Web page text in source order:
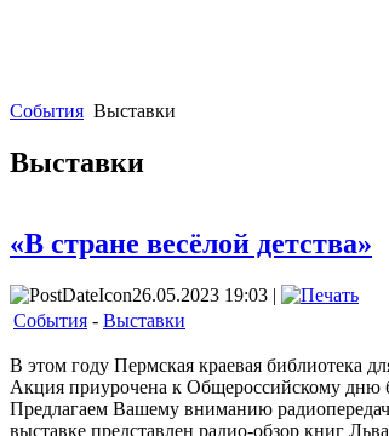
События Выставки
Выставки
«В стране весёлой детства»
26.05.2023 19:03 |
События - Выставки
В этом году Пермская краевая библиотека
Акция приурочена к Общероссийскому дню
Предлагаем Вашему вниманию
выставке представлен радио-обзор книг